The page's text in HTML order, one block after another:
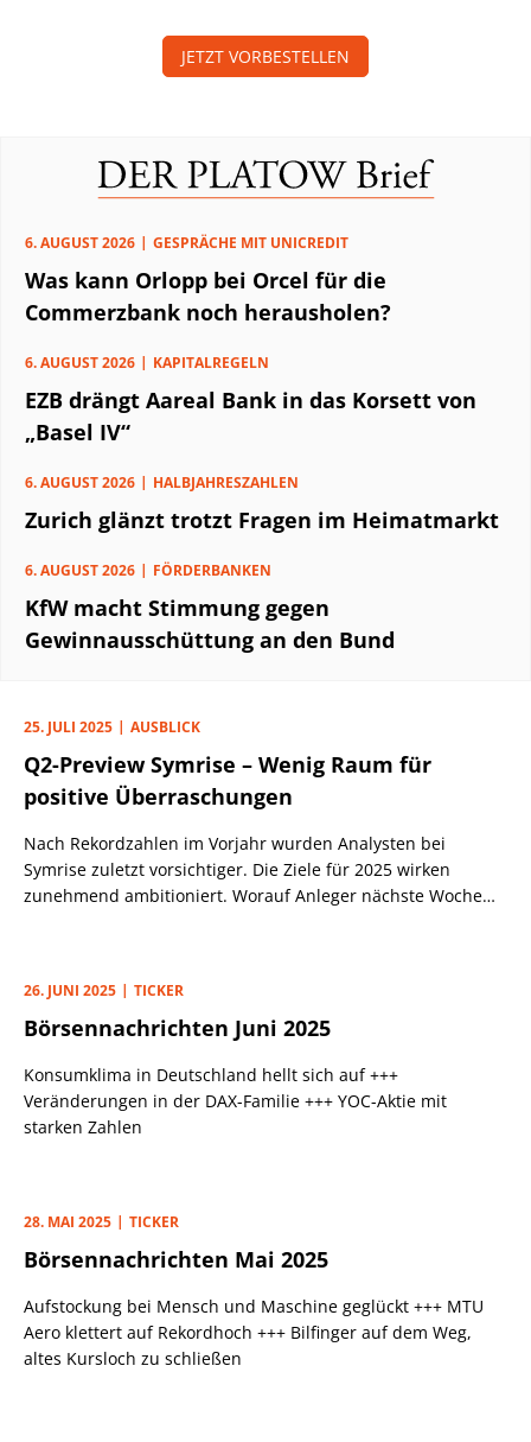
JETZT VORBESTELLEN
6. AUGUST 2026 GESPRÄCHE MIT UNICREDIT
Was kann Orlopp bei Orcel für die
Commerzbank noch herausholen?
6. AUGUST 2026 KAPITALREGELN
EZB drängt Aareal Bank in das Korsett von
„Basel IV“
6. AUGUST 2026 HALBJAHRESZAHLEN
Zurich glänzt trotzt Fragen im Heimatmarkt
6. AUGUST 2026 FÖRDERBANKEN
KfW macht Stimmung gegen
Gewinnausschüttung an den Bund
25. JULI 2025 AUSBLICK
Q2-Preview Symrise – Wenig Raum für
positive Überraschungen
Nach Rekordzahlen im Vorjahr wurden Analysten bei
Symrise zuletzt vorsichtiger. Die Ziele für 2025 wirken
zunehmend ambitioniert. Worauf Anleger nächste Woche
26. JUNI 2025 TICKER
Börsennachrichten Juni 2025
Konsumklima in Deutschland hellt sich auf +++
Veränderungen in der DAX-Familie +++ YOC-Aktie mit
starken Zahlen
28. MAI 2025 TICKER
Börsennachrichten Mai 2025
Aufstockung bei Mensch und Maschine geglückt +++ MTU
Aero klettert auf Rekordhoch +++ Bilfinger auf dem Weg,
altes Kursloch zu schließen